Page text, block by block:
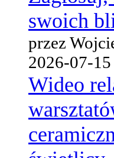
swoich
przez
2026-07-15
Wideo